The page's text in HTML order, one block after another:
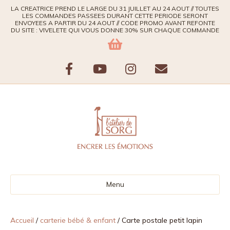
LA CREATRICE PREND LE LARGE DU 31 JUILLET AU 24 AOUT // TOUTES
LES COMMANDES PASSEES DURANT CETTE PERIODE SERONT
ENVOYEES A PARTIR DU 24 AOUT // CODE PROMO AVANT REFONTE
DU SITE : VIVELETE QUI VOUS DONNE 30% SUR CHAQUE COMMANDE
F
o
o
Y
u
t
b
e
I
s
t
g
r
E
Menu
Accueil / carterie bébé & enfant / Carte postale petit lapin